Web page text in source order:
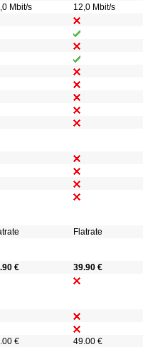
Mbit/s
12,0 Mbit/s
Flatrate
€
39.90 €
€ 49.00 €